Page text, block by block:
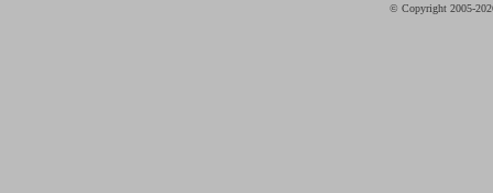
© Copyright 2005-